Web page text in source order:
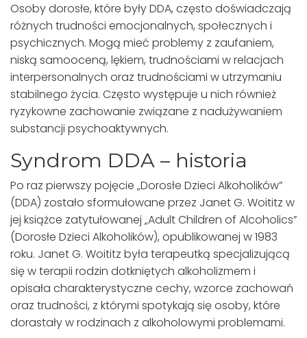
Osoby dorosłe, które były DDA, często doświadczają
różnych trudności emocjonalnych, społecznych i
psychicznych. Mogą mieć problemy z zaufaniem,
niską samooceną, lękiem, trudnościami w relacjach
interpersonalnych oraz trudnościami w utrzymaniu
stabilnego życia. Często występuje u nich również
ryzykowne zachowanie związane z nadużywaniem
substancji psychoaktywnych.
Syndrom DDA – historia
Po raz pierwszy pojęcie „Dorosłe Dzieci Alkoholików”
(DDA) zostało sformułowane przez Janet G. Woititz w
jej książce zatytułowanej „Adult Children of Alcoholics”
(Dorosłe Dzieci Alkoholików), opublikowanej w 1983
roku. Janet G. Woititz była terapeutką specjalizującą
się w terapii rodzin dotkniętych alkoholizmem i
opisała charakterystyczne cechy, wzorce zachowań
oraz trudności, z którymi spotykają się osoby, które
dorastały w rodzinach z alkoholowymi problemami.